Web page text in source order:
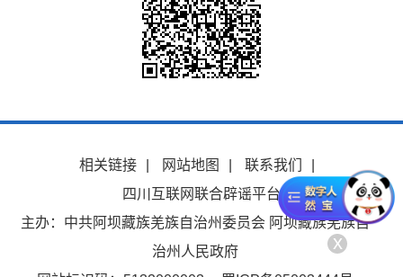
相关链接 网站地图 联系我们
四川互联网联合辟谣平台
主办：中共阿坝藏族羌族自治州委员会 阿坝藏族羌族自
治州人民政府
x